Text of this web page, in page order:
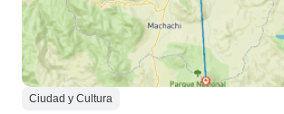
Ciudad y Cultura